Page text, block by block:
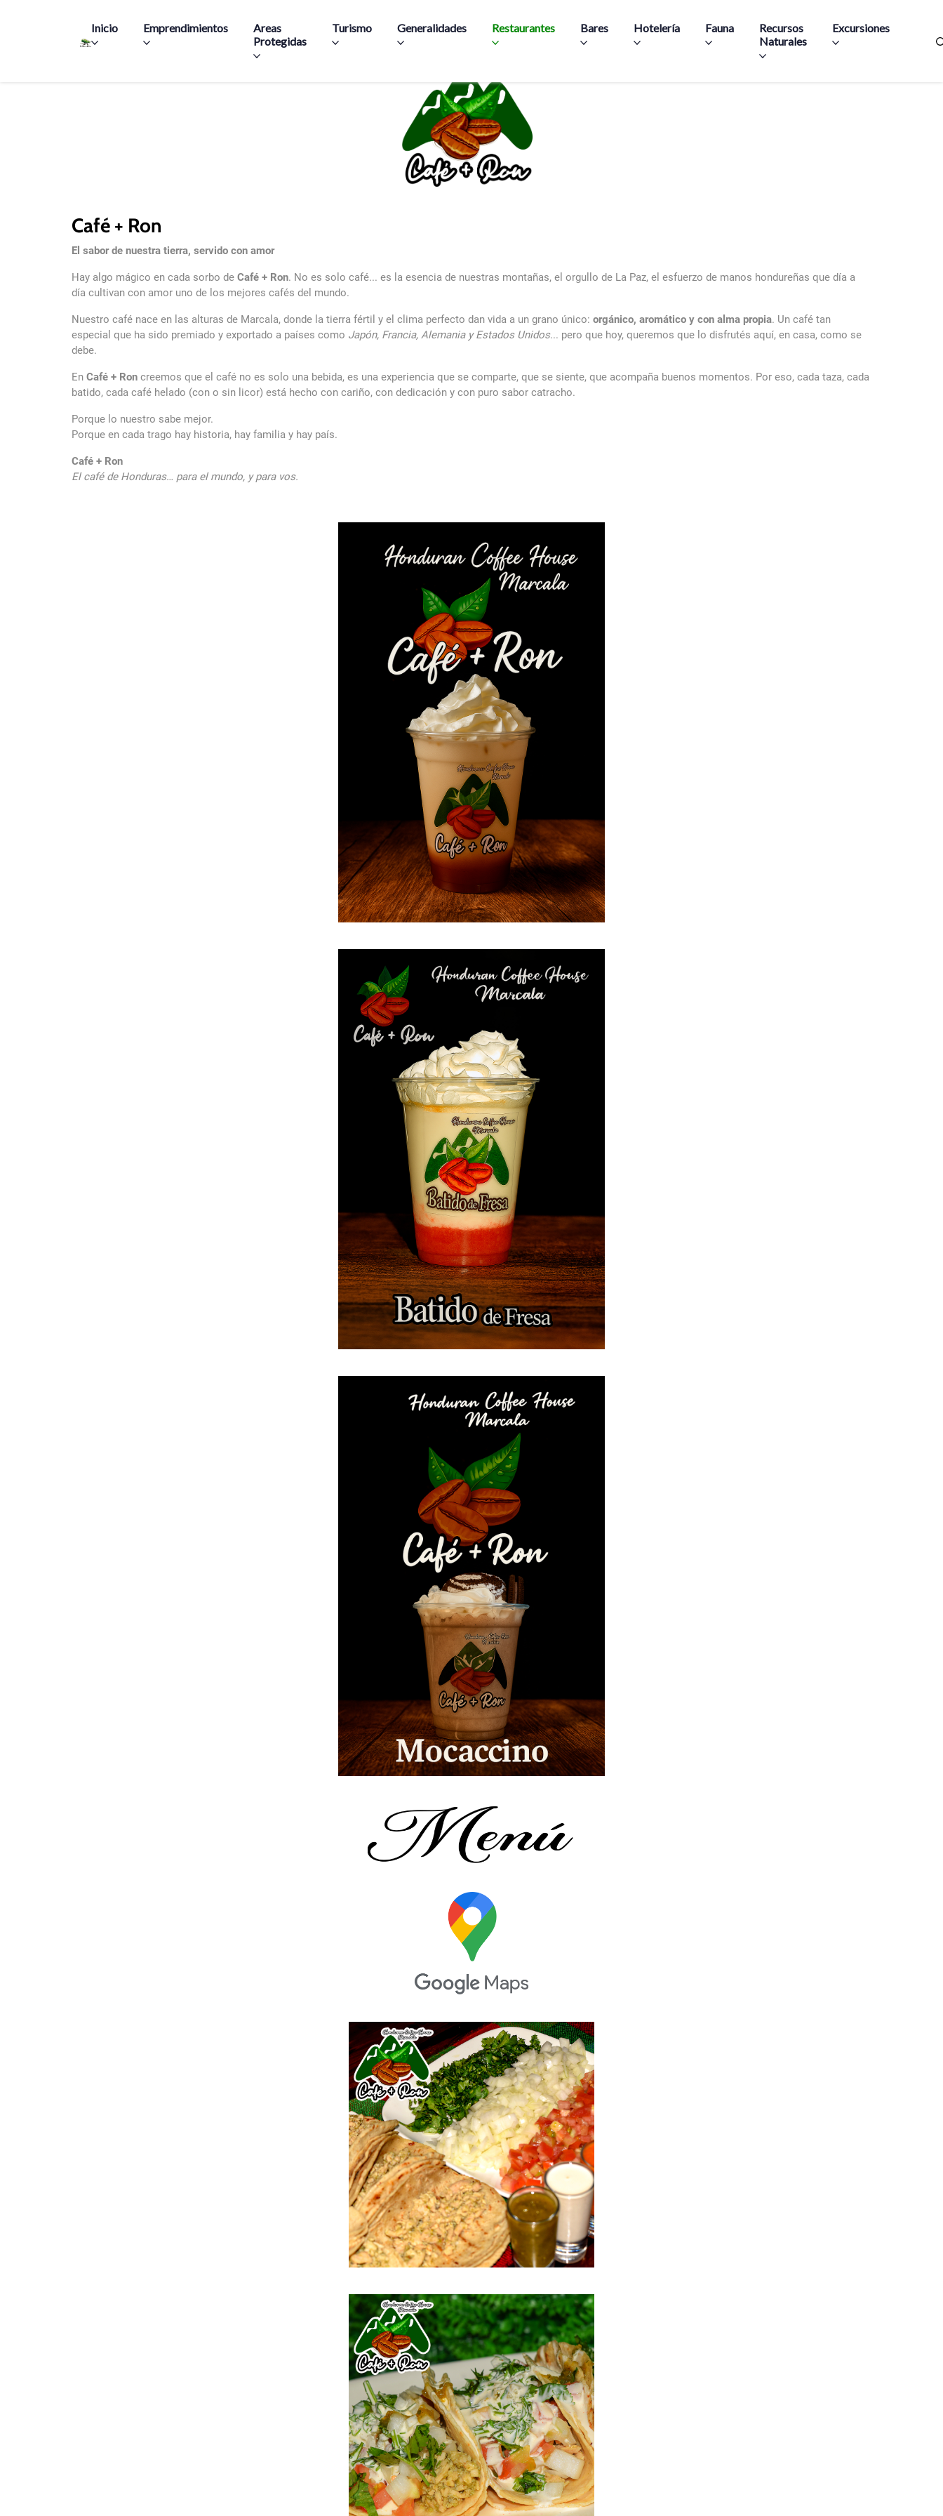
Inicio Emprendimientos
Areas
Protegidas
Turismo Generalidades Restaurantes Bares Hotelería Fauna
Recursos
Naturales
Excursiones
Café + Ron
El sabor de nuestra tierra, servido con amor
Hay algo mágico en cada sorbo de Café + Ron. No es solo café... es la esencia de nuestras montañas, el orgullo de La Paz, el esfuerzo de manos hondureñas que día a
día cultivan con amor uno de los mejores cafés del mundo.
Nuestro café nace en las alturas de Marcala, donde la tierra fértil y el clima perfecto dan vida a un grano único: orgánico, aromático y con alma propia. Un café tan
especial que ha sido premiado y exportado a países como Japón, Francia, Alemania y Estados Unidos... pero que hoy, queremos que lo disfrutés aquí, en casa, como se
debe.
En Café + Ron creemos que el café no es solo una bebida, es una experiencia que se comparte, que se siente, que acompaña buenos momentos. Por eso, cada taza, cada
batido, cada café helado (con o sin licor) está hecho con cariño, con dedicación y con puro sabor catracho.
Porque lo nuestro sabe mejor.
Porque en cada trago hay historia, hay familia y hay país.
Café + Ron
El café de Honduras… para el mundo, y para vos.